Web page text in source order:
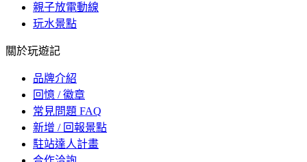
親子放電動線
玩水景點
關於玩遊記
品牌介紹
回憶 / 徽章
常見問題 FAQ
新增 / 回報景點
駐站達人計畫